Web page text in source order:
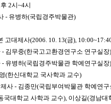
2시~4시
- 유병하(국립경주박물관)
고대제사(2006. 10. 13(금),
- 김무중(한국고고환경연구소 연구실장)
- 유병하(국립경주박물관 학예연구실장)
(한신대학교 국사학과 교수)
사 - 김종만(국립부여박물관 학예연구
국대학교 사학과 교수), 이상길(경남대